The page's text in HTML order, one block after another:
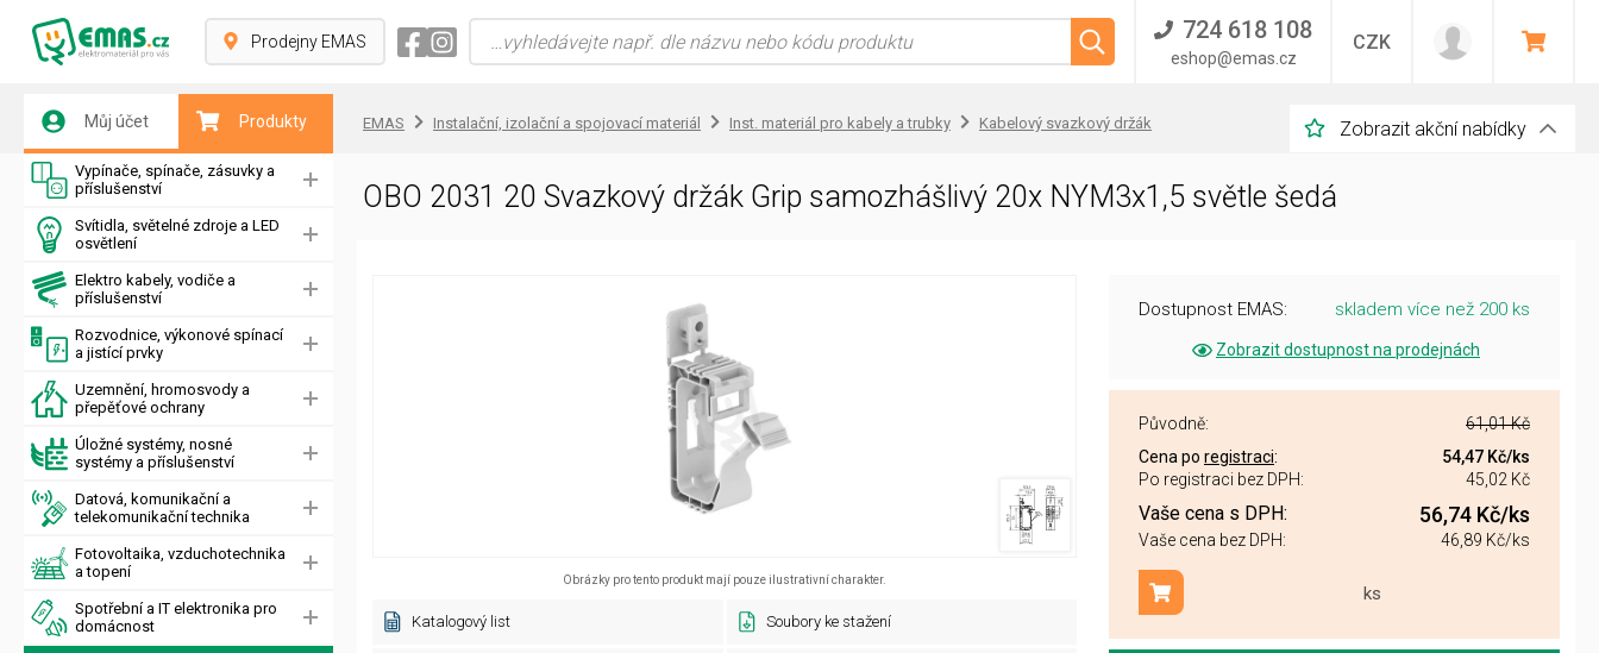
Prodejny EMAS 724 618 108
eshop@emas.cz
CZK
Můj účet Produkty
Vypínače, spínače, zásuvky a
příslušenství
Svítidla, světelné zdroje a LED
osvětlení
Elektro kabely, vodiče a
příslušenství
Rozvodnice, výkonové spínací
a jistící prvky
Uzemnění, hromosvody a
přepěťové ochrany
Úložné systémy, nosné
systémy a příslušenství
Datová, komunikační a
telekomunikační technika
Fotovoltaika, vzduchotechnika
a topení
Spotřební a IT elektronika pro
domácnost
EMAS Instalační, izolační a spojovací materiál Inst. materiál pro kabely a trubky Kabelový svazkový držák Zobrazit akční nabídky
OBO 2031 20 Svazkový držák Grip samozhášlivý 20x NYM3x1,5 světle šedá
Obrázky pro tento produkt mají pouze ilustrativní charakter.
Katalogový list Soubory ke stažení
Dostupnost EMAS: skladem více než 200 ks
Zobrazit dostupnost na prodejnách
Původně:
61,01 Kč
Cena po registraci: 54,47 Kč/ks
Po registraci bez DPH:
45,02 Kč
Vaše cena s DPH: 56,74 Kč/ks
Vaše cena bez DPH: 46,89 Kč/ks
ks
Přidat do košíku